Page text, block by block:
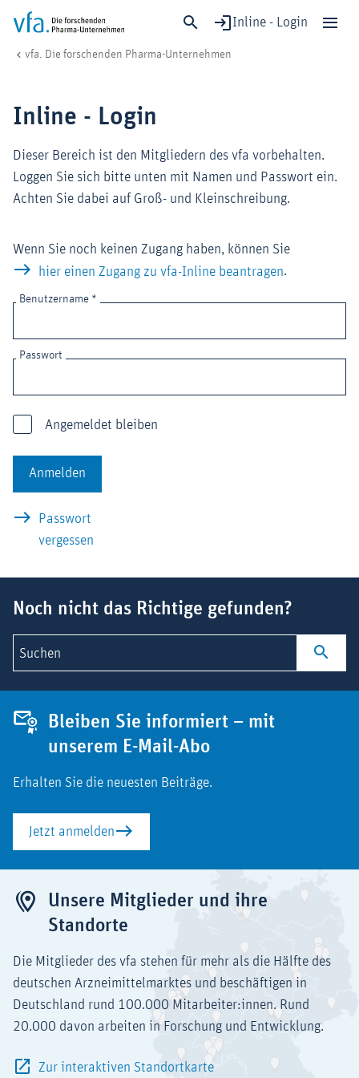
Inline - Login
Forschung & Entwicklung
Gesundheit & Versorgung
Wirtschaft & Standort
Digitalisierung & KI
Verband & Mitglieder
Mitglied werden!
Medien
vfa. Die forschenden Pharma-Unternehmen
Inline - Login
Dieser Bereich ist den Mitgliedern des vfa vorbehalten.
Loggen Sie sich bitte unten mit Namen und Passwort ein.
Achten Sie dabei auf Groß- und Kleinschreibung.
Wenn Sie noch keinen Zugang haben, können Sie
hier einen Zugang zu vfa-Inline beantragen.
Benutzername *
Passwort
Angemeldet bleiben
Anmelden
Passwort
vergessen
Noch nicht das Richtige gefunden?
Suchen
Bleiben Sie informiert – mit
unserem E-Mail-Abo
Erhalten Sie die neuesten Beiträge.
Jetzt anmelden
Unsere Mitglieder und ihre
Standorte
Die Mitglieder des vfa stehen für mehr als die Hälfte des
deutschen Arzneimittelmarktes und beschäftigen in
Deutschland rund 100.000 Mitarbeiter:innen. Rund
20.000 davon arbeiten in Forschung und Entwicklung.
Zur interaktiven Standortkarte